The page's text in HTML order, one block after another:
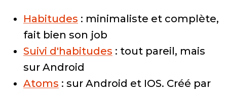
Habitudes : minimaliste et complète,
fait bien son job
Suivi d'habitudes : tout pareil, mais
sur Android
Atoms : sur Android et IOS. Créé par